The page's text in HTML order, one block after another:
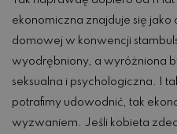
ekonomiczna znajduje się
domowej w konwencji
wyodrębniony, a wyróżniona
seksualna i psychologiczna. I
potrafimy udowodnić, tak
wyzwaniem. Jeśli kobieta